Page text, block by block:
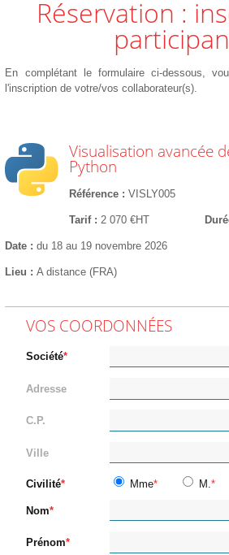
Réservation : inscrire des
En complétant le formulaire ci-dessous,
l'inscription de votre/vos collaborateur(s).
Visualisation avancée
Python
Référence VISLY005
Tarif 2 070 €HT
Date du 18 au 19 novembre 2026
Lieu A distance (FRA)
VOS COORDONNÉES
Société
Adresse
C.P.
Ville
Civilité Mme M.
Nom
Prénom